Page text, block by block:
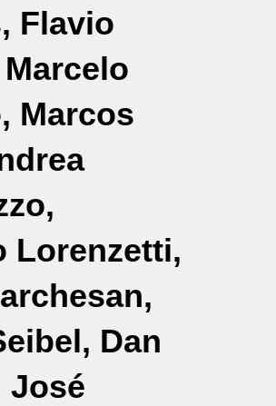
Flavio
Marcos
Lorenzetti,
Dan
José